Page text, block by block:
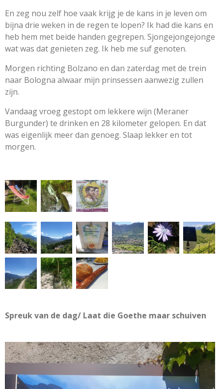
En zeg nou zelf hoe vaak krijg je de kans in je leven om
bijna drie weken in de regen te lopen? Ik had die kans en
heb hem met beide handen gegrepen. Sjongejongejonge
wat was dat genieten zeg. Ik heb me suf genoten.
Morgen richting Bolzano en dan zaterdag met de trein
naar Bologna alwaar mijn prinsessen aanwezig zullen
zijn.
Vandaag vroeg gestopt om lekkere wijn (Meraner
Burgunder) te drinken en 28 kilometer gelopen. En dat
was eigenlijk meer dan genoeg. Slaap lekker en tot
morgen.
Spreuk van de dag/ Laat die Goethe maar schuiven